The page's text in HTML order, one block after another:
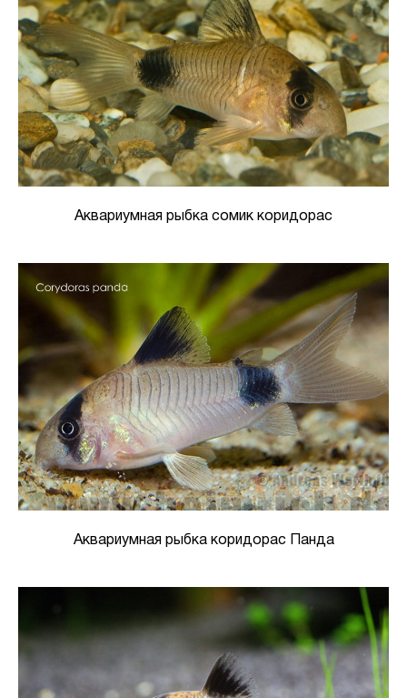
Аквариумная рыбка сомик коридорас
Аквариумная рыбка коридорас Панда